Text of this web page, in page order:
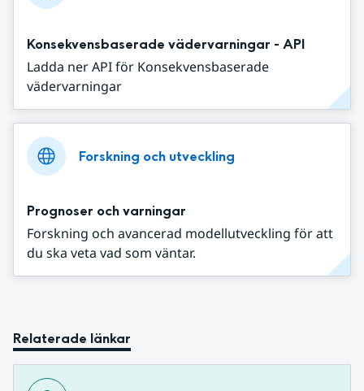
Konsekvensbaserade vädervarningar - API
Ladda ner API för Konsekvensbaserade
vädervarningar
Forskning och utveckling
Prognoser och varningar
Forskning och avancerad modellutveckling för att
du ska veta vad som väntar.
Relaterade länkar